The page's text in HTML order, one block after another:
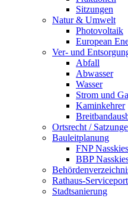
Sitzungen
Natur & Umwelt
Photovoltaik
European
Ver- und
Abfall
Abwasser
Wasser
Strom und
Kaminkehrer
Ortsrecht /
Bauleitplanung
FNP
BBP
Rathaus-
Stadtsanierung